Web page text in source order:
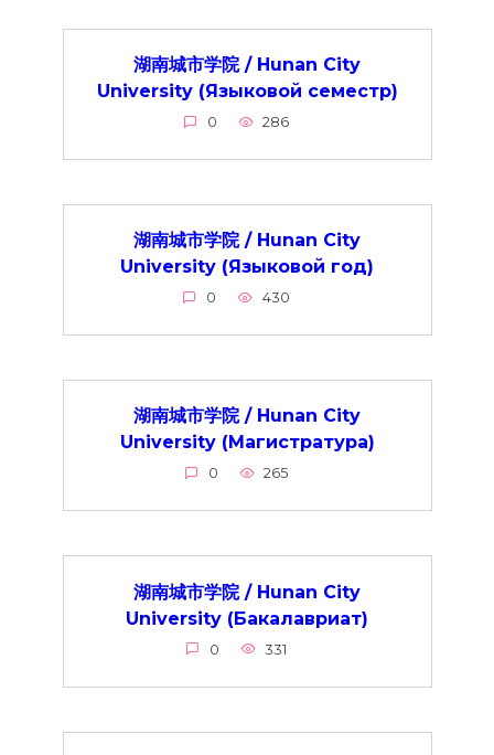
湖南城市学院 / Hunan City
University (Языковой семестр)
0 286
湖南城市学院 / Hunan City
University (Языковой год)
0 430
湖南城市学院 / Hunan City
University (Магистратура)
0 265
湖南城市学院 / Hunan City
University (Бакалавриат)
0 331